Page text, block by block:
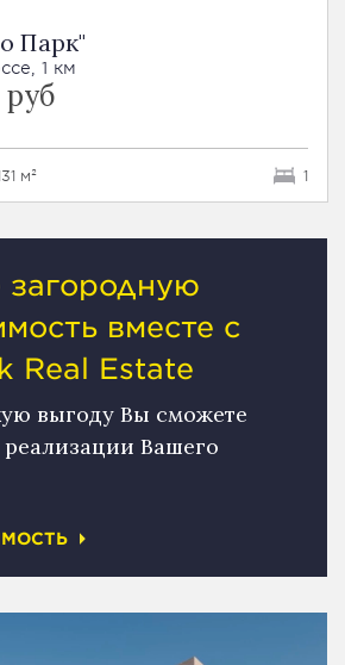
Парк"
1 км
м² 1
загородную
вместе с
Real Estate
выгоду Вы сможете
реализации Вашего